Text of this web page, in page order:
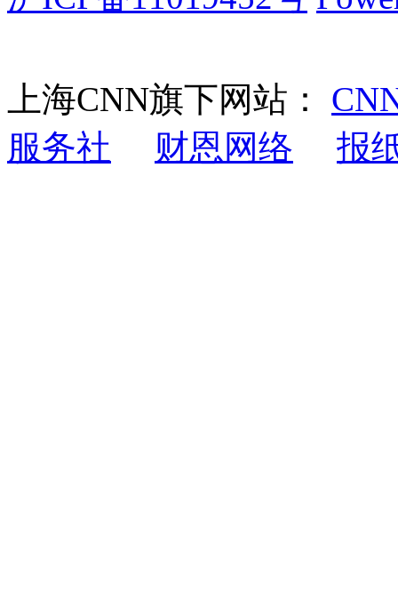
上海CNN旗下网站：
服务社
财恩网络 报